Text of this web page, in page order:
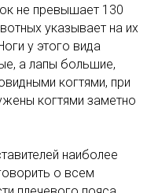
не превышает 130
указывает на их
у этого вида
а лапы большие,
когтями, при
когтями заметно
наиболее
о всем